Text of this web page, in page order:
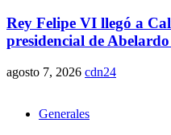
Rey Felipe VI llegó a
presidencial de
agosto 7, 2026 cdn24
Generales